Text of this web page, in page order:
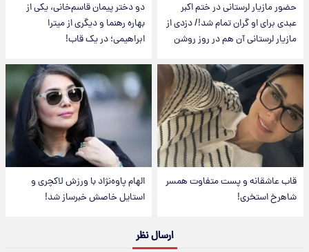
حضور مازیار لرستانی در ختم اکبر
عبدی برای او گران تمام شد!/ دزدی از
مازیار لرستانی آن هم در روز روشن
دو دختر پیمان قاسم‌خانی، یکی از
بهاره رهنما و دیگری از میترا
ابراهیمی؛ در یک قاب!
قاب عاشقانه و پست متفاوت همسر
شاهرخ استخری!
الهام پاوه‌نژاد با ورزش لاکچری و
استایل خاصش خبرساز شد!
ارسال نظر